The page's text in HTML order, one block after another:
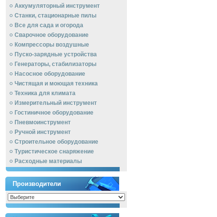
Аккумуляторный инструмент
Станки, стационарные пилы
Все для сада и огорода
Сварочное оборудование
Компрессоры воздушные
Пуско-зарядные устройства
Генераторы, стабилизаторы
Насосное оборудование
Чистящая и моющая техника
Техника для климата
Измерительный инструмент
Гостиничное оборудование
Пневмоинструмент
Ручной инcтрумент
Строительное оборудование
Туристическое снаряжение
Расходные материалы
Производители